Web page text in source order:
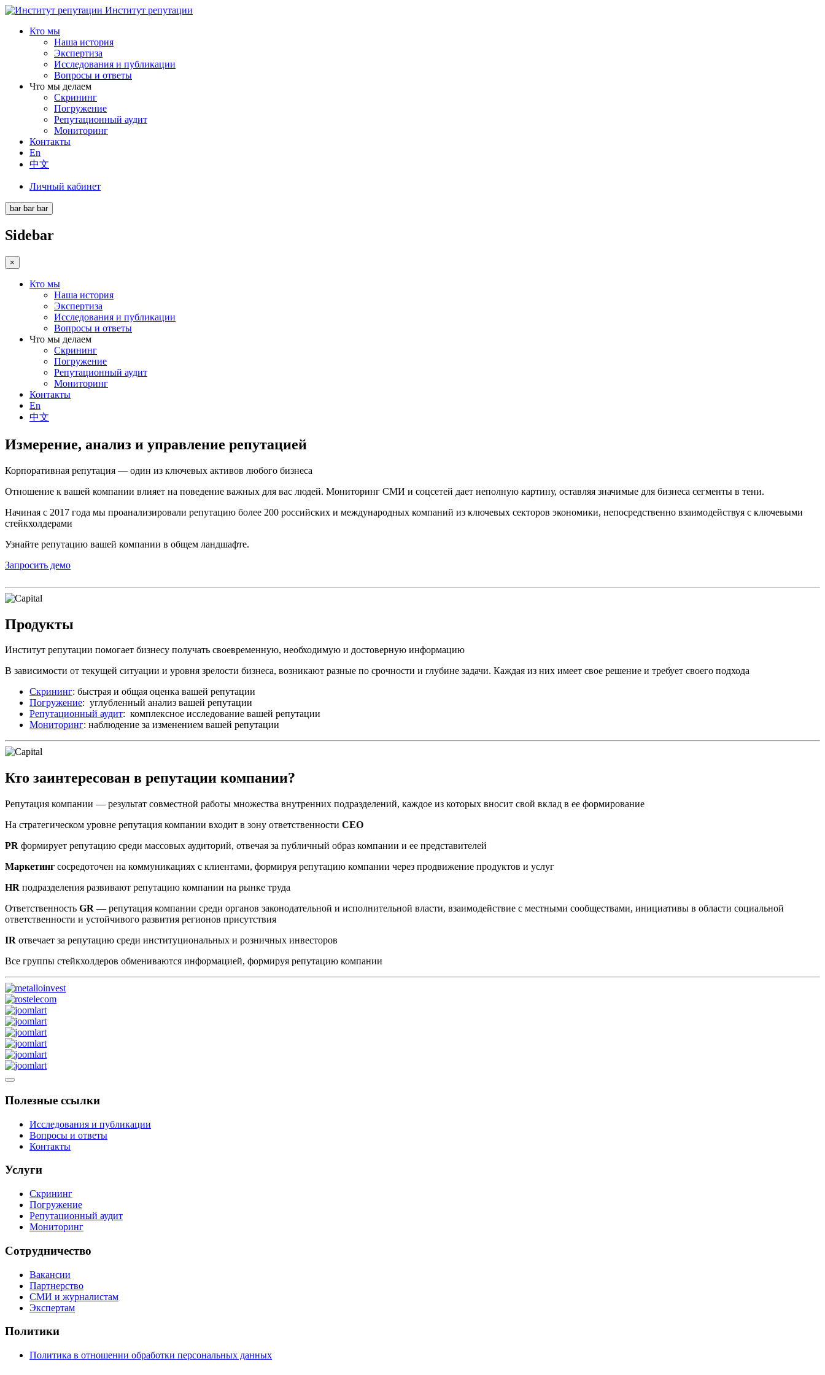
Институт репутации
Кто мы
Наша история
Экспертиза
Исследования и публикации
Вопросы и ответы
Что мы делаем
Скрининг
Погружение
Репутационный аудит
Мониторинг
Контакты
En
中文
Личный кабинет
bar bar bar
Sidebar
×
Кто мы
Наша история
Экспертиза
Исследования и публикации
Вопросы и ответы
Что мы делаем
Скрининг
Погружение
Репутационный аудит
Мониторинг
Контакты
En
中文
Измерение, анализ и управление репутацией
Корпоративная репутация — один из ключевых активов любого бизнеса
Отношение к вашей компании влияет на поведение важных для вас людей. Мониторинг СМИ и соцсетей дает неполную картину, оставляя значимые для бизнеса сегменты в тени.
Начиная с 2017 года мы проанализировали репутацию более 200 российских и международных компаний из ключевых секторов экономики, непосредственно взаимодействуя с ключевыми
стейкхолдерами
Узнайте репутацию вашей компании в общем ландшафте.
Запросить демо
Продукты
Институт репутации помогает бизнесу получать своевременную, необходимую и достоверную информацию
В зависимости от текущей ситуации и уровня зрелости бизнеса, возникают разные по срочности и глубине задачи. Каждая из них имеет свое решение и требует своего подхода
Скрининг: быстрая и общая оценка вашей репутации
Погружение: углубленный анализ вашей репутации
Репутационный аудит: комплексное исследование вашей репутации
Мониторинг: наблюдение за изменением вашей репутации
Кто заинтересован в репутации компании?
Репутация компании — результат совместной работы множества внутренних подразделений, каждое из которых вносит свой вклад в ее формирование
На стратегическом уровне репутация компании входит в зону ответственности CEO
PR формирует репутацию среди массовых аудиторий, отвечая за публичный образ компании и ее представителей
Маркетинг сосредоточен на коммуникациях с клиентами, формируя репутацию компании через продвижение продуктов и услуг
HR подразделения развивают репутацию компании на рынке труда
Ответственность GR — репутация компании среди органов законодательной и исполнительной власти, взаимодействие с местными сообществами, инициативы в области социальной
ответственности и устойчивого развития регионов присутствия
IR отвечает за репутацию среди институциональных и розничных инвесторов
Все группы стейкхолдеров обмениваются информацией, формируя репутацию компании
Полезные ссылки
Исследования и публикации
Вопросы и ответы
Контакты
Услуги
Скрининг
Погружение
Репутационный аудит
Мониторинг
Сотрудничество
Вакансии
Партнерство
СМИ и журналистам
Экспертам
Политики
Политика в отношении обработки персональных данных